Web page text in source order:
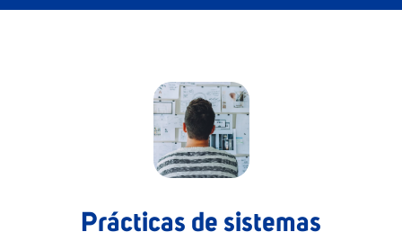
Prácticas de sistemas